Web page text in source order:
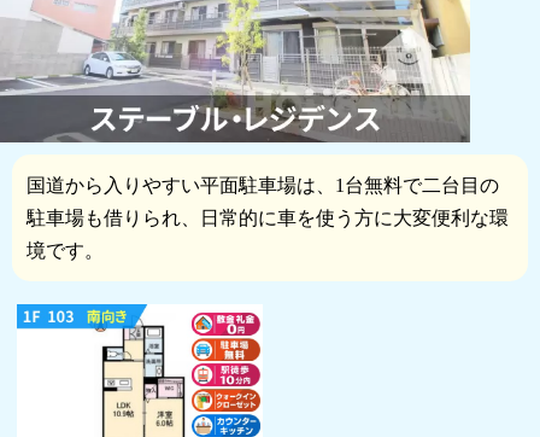
国道から入りやすい平面駐車場は、1台無料で二台目の
駐車場も借りられ、日常的に車を使う方に大変便利な環
境です。